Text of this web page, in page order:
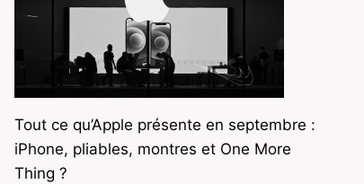
Tout ce qu’Apple présente en septembre :
iPhone, pliables, montres et One More
Thing ?